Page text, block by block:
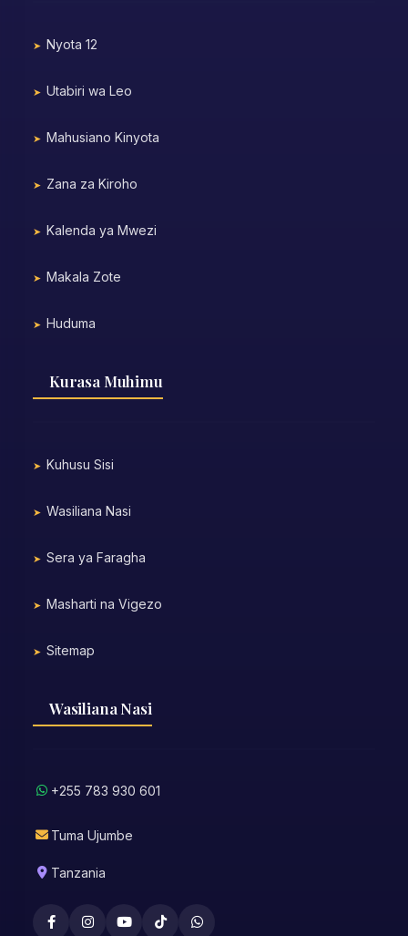
Nyota 12
Utabiri wa Leo
Mahusiano Kinyota
Zana za Kiroho
Kalenda ya Mwezi
Makala Zote
Huduma
Kurasa Muhimu
Kuhusu Sisi
Wasiliana Nasi
Sera ya Faragha
Masharti na Vigezo
Sitemap
Wasiliana Nasi
+255 783 930 601
Tuma Ujumbe
Tanzania